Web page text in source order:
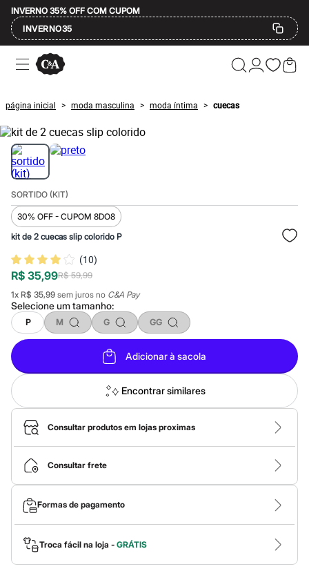
INVERNO 35% OFF COM CUPOM
INVERNO35
Ofertas
Compre por Departamento
Masculino
Infantil
Calçados
Mindse7
Plus Size
Até 20% off
Até 40% off
Até 60% off
A partir de 60% off
Feminino
Em alta
Inverno
Novidades
Roupas
Blusas e Camisetas
Básicos
Calças
Casacos e Jaquetas
Jeans
Macacões
Saias
Shorts e Bermudas
Vestidos
Acessórios
Bolsas
Bonés e Chapéus
Bijoux
Cintos
Óculos
Relógios
Calçados
Botas
Chinelos
Rasteirinhas
Sandálias
Sapatilhas
Tênis
página inicial > moda masculina > moda íntima > cuecas
SORTIDO (KIT)
30% OFF - CUPOM 8DO8
kit de 2 cuecas slip colorido P
(10)
R$ 35,99R$ 59,99
1x R$ 35,99 sem juros no C&A Pay
Selecione umtamanho:
P M G GG
Adicionar à sacola
Encontrar similares
Consultar produtos em lojas proximas
Consultar frete
Formas de pagamento
Troca fácil na loja - GRÁTIS